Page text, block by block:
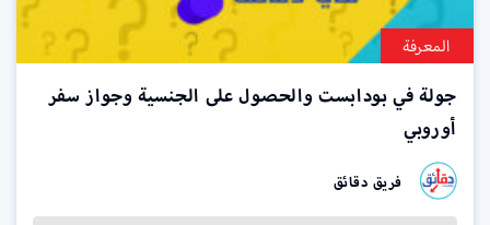
المعرفة
جولة في بودابست والحصول على الجنسية وجواز سفر
أوروبي
فريق دقائق